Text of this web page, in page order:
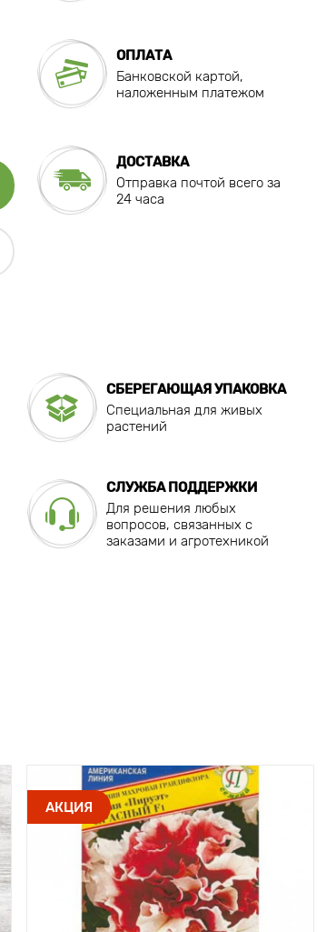
ОПЛАТА
Банковской картой,
наложенным платежом
ДОСТАВКА
Отправка почтой всего за
24 часа
СБЕРЕГАЮЩАЯ УПАКОВКА
Специальная для живых
растений
СЛУЖБА ПОДДЕРЖКИ
Для решения любых
вопросов, связанных с
заказами и агротехникой
АКЦИЯ